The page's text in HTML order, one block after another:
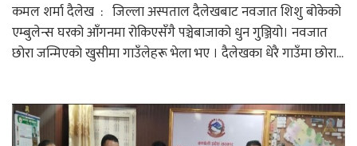
कमल शर्मा दैलेख : जिल्ला अस्पताल दैलेखबाट नवजात शिशु बोकेको
एम्बुलेन्स घरको आँगनमा रोकिएसँगै पञ्चेबाजाको धुन गुञ्जियो। नवजात
छोरा जन्मिएको खुसीमा गाउँलेहरू भेला भए । दैलेखका धेरै गाउँमा छोरा...